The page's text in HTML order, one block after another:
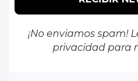
¡No enviamos spam!
privacidadpara